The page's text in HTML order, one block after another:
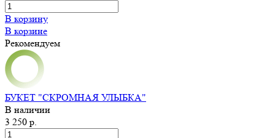
В корзину
В корзине
Рекомендуем
БУКЕТ "СКРОМНАЯ УЛЫБКА"
В наличии
3 250 р.